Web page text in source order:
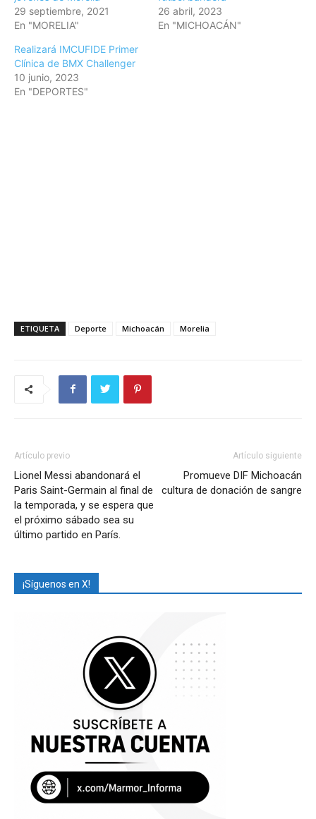
29 septiembre, 2021
En "MORELIA"
26 abril, 2023
En "MICHOACÁN"
Realizará IMCUFIDE Primer
Clínica de BMX Challenger
10 junio, 2023
En "DEPORTES"
ETIQUETA Deporte Michoacán Morelia
Artículo previo
Lionel Messi abandonará el
Paris Saint-Germain al final de
la temporada, y se espera que
el próximo sábado sea su
último partido en París.
Artículo siguiente
Promueve DIF Michoacán
cultura de donación de sangre
¡Síguenos en X!